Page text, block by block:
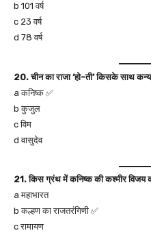
b 101 वर्ष
c 23 वर्ष
d 78 वर्ष
20. चीन का राजा ‘हो-ती’ किसके साथ
a कनिष्क ✅
b कुजुल
c विम
d वासुदेव
21. किस ग्रंथ में कनिष्क की कश्मीर विजय
a महाभारत
b कल्हण का राजतरंगिणी ✅
c रामायण